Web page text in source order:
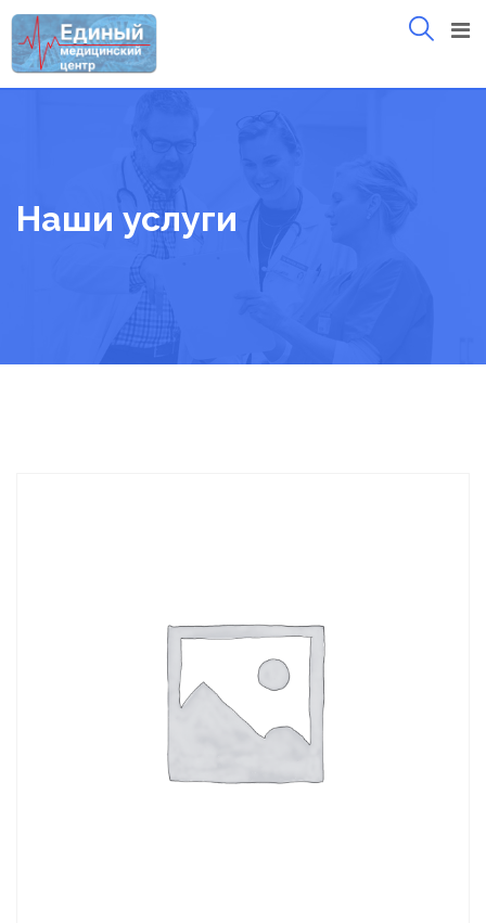
Skip
to
content
Наши услуги